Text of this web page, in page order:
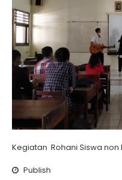
Kegiatan Rohani Siswa non
Publish